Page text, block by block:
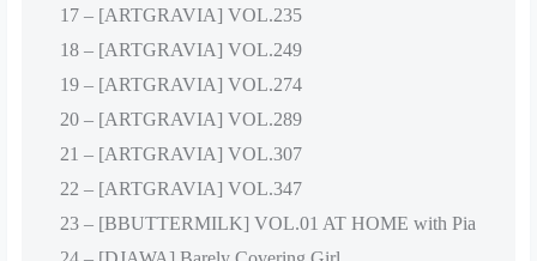
17 – [ARTGRAVIA] VOL.235
18 – [ARTGRAVIA] VOL.249
19 – [ARTGRAVIA] VOL.274
20 – [ARTGRAVIA] VOL.289
21 – [ARTGRAVIA] VOL.307
22 – [ARTGRAVIA] VOL.347
23 – [BBUTTERMILK] VOL.01 AT HOME with Pia